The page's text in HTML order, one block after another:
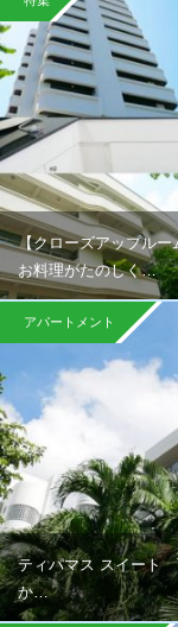
【クローズアップル
お料理がたのしく…
アパートメント
ティパマス スイート
か…